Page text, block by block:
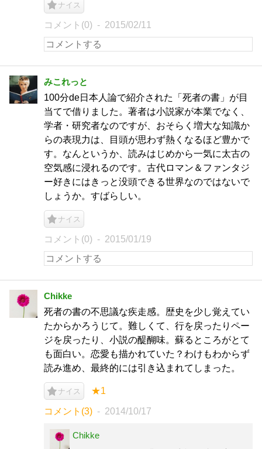
ナイス
コメント(0) 2015/02/11
みこれっと
100分de日本人論で紹介された「死者の書」が目
当てで借りました。著者は小説家が本業でなく、
学者・研究者なのですが、おそらく増大な知識か
らの表現力は、目頭が思わず熱くなるほど豊かで
す。なんというか、読みはじめから一気に太古の
空気感に浸れるのです。古代ロマン＆ファンタジ
ー好きにはきっと没頭できる世界なのではないで
しょうか。すばらしい。
ナイス
コメント(0) 2015/01/19
Chikke
死者の書の不思議な疾走感。歴史を少し覚えてい
たからかろうじて。難しくて、行を戻ったりペー
ジを戻ったり、小説の醍醐味。蘇るところがとて
も面白い。恋愛も描かれていた？わけもわからず
読み進め、最終的には引き込まれてしまった。
ナイス ★1
コメント(3) 2014/10/17
Chikke